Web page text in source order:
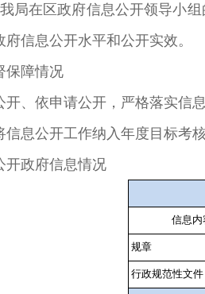
在区政府信息公开领导小组
信息公开水平和公开实效。
障情况
依申请公开，严格落实信息
信息公开工作纳入年度目标考
政府信息情况
信息内
规章
行政规范性文件